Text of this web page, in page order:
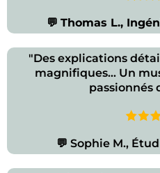
💬 Thomas L.,
"Des explications
magnifiques… Un
passionnés
💬 Sophie M.,